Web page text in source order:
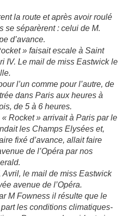
la route et après avoir roulé
se séparèrent : celui de M.
d’avance.
» faisait escale à Saint
IV. Le mail de miss Eastwick le
l’un comme pour l’autre, de
dans Paris aux heures à
de 5 à 6 heures.
Rocket » arrivait à Paris par le
les Champs Elysées et,
fixé d’avance, allait faire
de l’Opéra par nos
le mail de miss Eastwick
avenue de l’Opéra.
M Fowness il résulte que le
les conditions climatiques-